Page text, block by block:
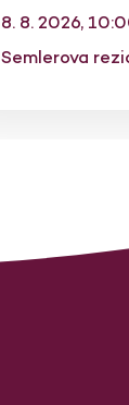
8. 8. 2026,
Semlerova